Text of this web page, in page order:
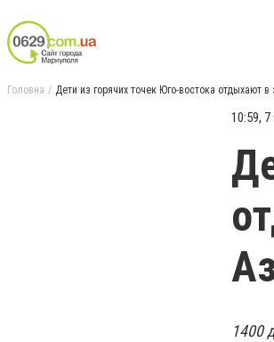
Головна Дети из горячих точек Юго-востока отдыхают
10:59, 7
1400